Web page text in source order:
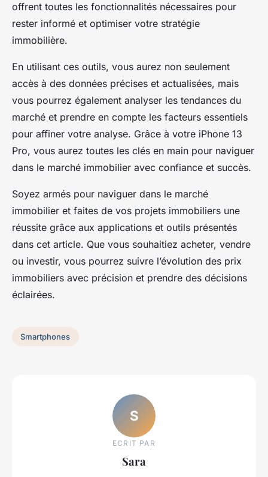
offrent toutes les fonctionnalités nécessaires pour
rester informé et optimiser votre stratégie
immobilière.
En utilisant ces outils, vous aurez non seulement
accès à des données précises et actualisées, mais
vous pourrez également analyser les tendances du
marché et prendre en compte les facteurs essentiels
pour affiner votre analyse. Grâce à votre iPhone 13
Pro, vous aurez toutes les clés en main pour naviguer
dans le marché immobilier avec confiance et succès.
Soyez armés pour naviguer dans le marché
immobilier et faites de vos projets immobiliers une
réussite grâce aux applications et outils présentés
dans cet article. Que vous souhaitiez acheter, vendre
ou investir, vous pourrez suivre l’évolution des prix
immobiliers avec précision et prendre des décisions
éclairées.
Smartphones
S
ECRIT PAR
Sara